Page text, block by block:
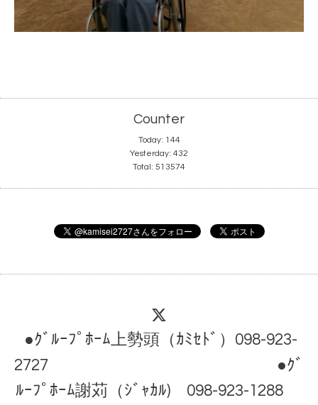
Counter
Today: 144
Yesterday: 432
Total: 513574
●ｸﾞﾙｰﾌﾟﾎｰﾑ上勢頭（ｶﾐｾﾄﾞ）098-923-
2727 ●ｸﾞ
ﾙｰﾌﾟﾎｰﾑ謝苅（ｼﾞｬｶﾙ) 098-923-1288